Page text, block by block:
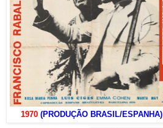
1970 (PRODUÇÃO BRASIL/ESPANHA)